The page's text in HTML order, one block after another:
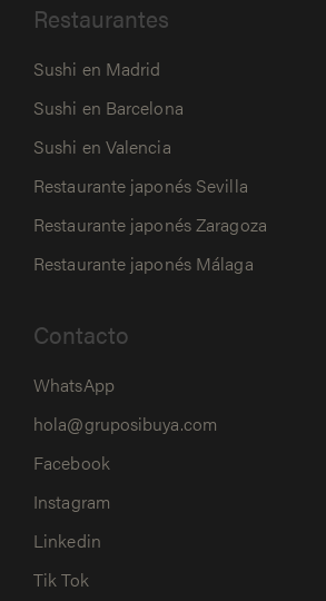
Restaurantes
Sushi en Madrid
Sushi en Barcelona
Sushi en Valencia
Restaurante japonés Sevilla
Restaurante japonés Zaragoza
Restaurante japonés Málaga
Contacto
WhatsApp
hola@gruposibuya.com
Facebook
Instagram
Linkedin
Tik Tok